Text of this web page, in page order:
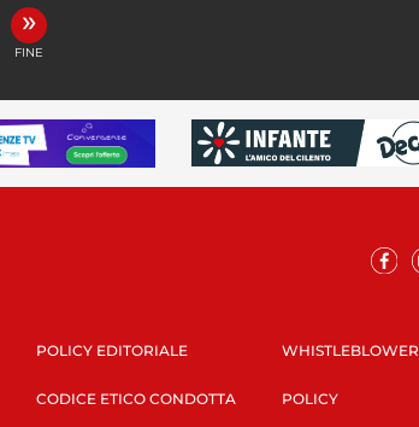
»
FINE
POLICY EDITORIALE
CODICE ETICO CONDOTTA
WHISTLEBLOWER
POLICY